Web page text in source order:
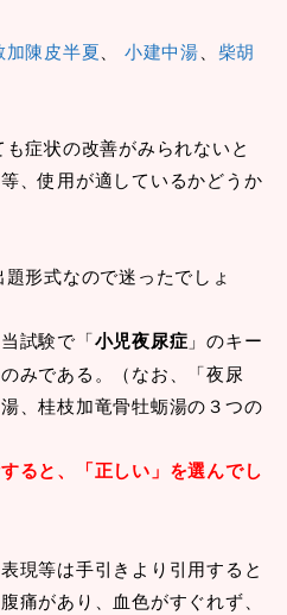
陳皮半夏 小建中湯
柴胡
症状の改善がみられないと
、使用が適しているかどうか
形式なので迷ったでしょ
試験で「小児夜尿症 」のキー
のみである。（なお、「夜尿
、桂枝加竜骨牡蛎湯の３つの
ると、「正しい」を選んでし
現等は手引きより引用すると
腹痛があり、血色がすぐれず、